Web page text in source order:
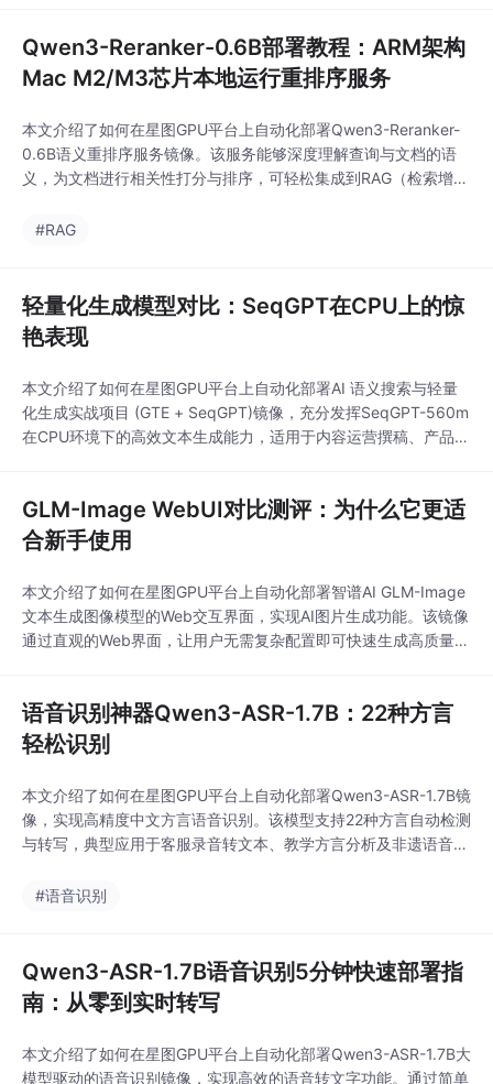
Qwen3-Reranker-0.6B部署教程：ARM架构
Mac M2/M3芯片本地运行重排序服务
本文介绍了如何在星图GPU平台上自动化部署Qwen3-Reranker-
0.6B语义重排序服务镜像。该服务能够深度理解查询与文档的语
义，为文档进行相关性打分与排序，可轻松集成到RAG（检索增强
性与质量。
#RAG
轻量化生成模型对比：SeqGPT在CPU上的惊
艳表现
本文介绍了如何在星图GPU平台上自动化部署AI 语义搜索与轻量
化生成实战项目 (GTE + SeqGPT)镜像，充分发挥SeqGPT-560m
在CPU环境下的高效文本生成能力，适用于内容运营撰稿、产品文
GLM-Image WebUI对比测评：为什么它更适
合新手使用
本文介绍了如何在星图GPU平台上自动化部署智谱AI GLM-Image
文本生成图像模型的Web交互界面，实现AI图片生成功能。该镜像
通过直观的Web界面，让用户无需复杂配置即可快速生成高质量图
语音识别神器Qwen3-ASR-1.7B：22种方言
轻松识别
本文介绍了如何在星图GPU平台上自动化部署Qwen3-ASR-1.7B镜
像，实现高精度中文方言语音识别。该模型支持22种方言自动检测
与转写，典型应用于客服录音转文本、教学方言分析及非遗语音建
能力。
#语音识别
Qwen3-ASR-1.7B语音识别5分钟快速部署指
南：从零到实时转写
本文介绍了如何在星图GPU平台上自动化部署Qwen3-ASR-1.7B大
模型驱动的语音识别镜像，实现高效的语音转文字功能。通过简单